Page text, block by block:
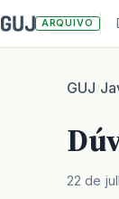
ARQUIVO
GUJ/
22 de